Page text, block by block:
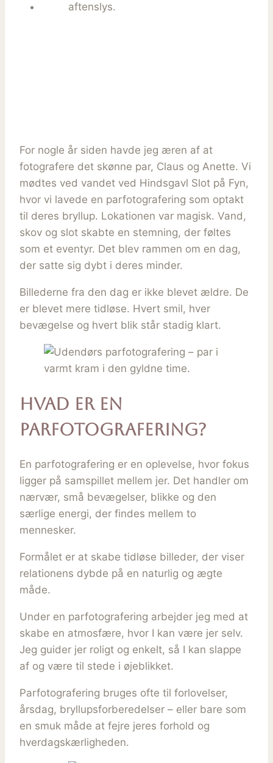
For nogle år siden havde jeg æren af at
fotografere det skønne par, Claus og Anette. Vi
mødtes ved vandet ved Hindsgavl Slot på Fyn,
hvor vi lavede en parfotografering som optakt
til deres bryllup. Lokationen var magisk. Vand,
skov og slot skabte en stemning, der føltes
som et eventyr. Det blev rammen om en dag,
der satte sig dybt i deres minder.
Billederne fra den dag er ikke blevet ældre. De
er blevet mere tidløse. Hvert smil, hver
bevægelse og hvert blik står stadig klart.
Hvad er en
parfotografering?
En parfotografering er en oplevelse, hvor fokus
ligger på samspillet mellem jer. Det handler om
nærvær, små bevægelser, blikke og den
særlige energi, der findes mellem to
mennesker.
Formålet er at skabe tidløse billeder, der viser
relationens dybde på en naturlig og ægte
måde.
Under en parfotografering arbejder jeg med at
skabe en atmosfære, hvor I kan være jer selv.
Jeg guider jer roligt og enkelt, så I kan slappe
af og være til stede i øjeblikket.
Parfotografering bruges ofte til forlovelser,
årsdag, bryllupsforberedelser – eller bare som
en smuk måde at fejre jeres forhold og
hverdagskærligheden.